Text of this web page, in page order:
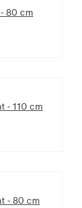
80 cm
- 110 cm
- 80 cm